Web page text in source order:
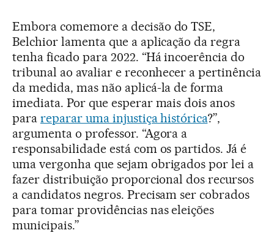
Embora comemore a decisão do TSE,
Belchior lamenta que a aplicação da regra
tenha ficado para 2022. “Há incoerência do
tribunal ao avaliar e reconhecer a pertinência
da medida, mas não aplicá-la de forma
imediata. Por que esperar mais dois anos
para reparar uma injustiça histórica?”,
argumenta o professor. “Agora a
responsabilidade está com os partidos. Já é
uma vergonha que sejam obrigados por lei a
fazer distribuição proporcional dos recursos
a candidatos negros. Precisam ser cobrados
para tomar providências nas eleições
municipais.”